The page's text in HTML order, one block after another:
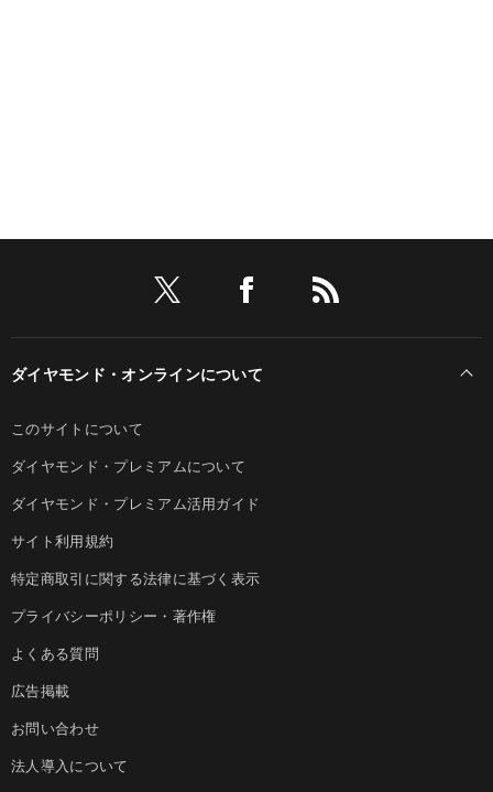
ダイヤモンド・オンラインについて
このサイトについて
ダイヤモンド・プレミアムについて
ダイヤモンド・プレミアム活用ガイド
サイト利用規約
特定商取引に関する法律に基づく表示
プライバシーポリシー・著作権
よくある質問
広告掲載
お問い合わせ
法人導入について